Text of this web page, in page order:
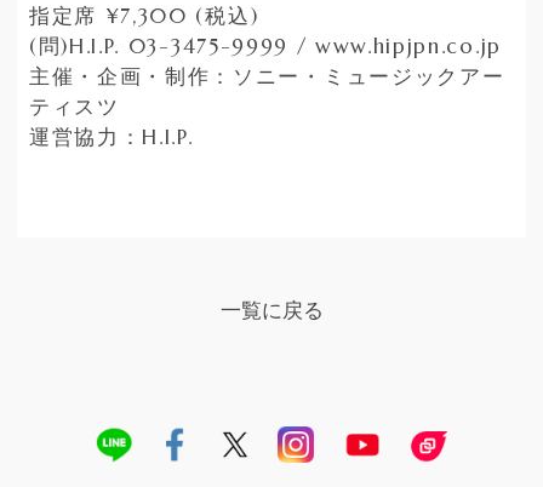
指定席 ¥7,300 (税込)
(問)H.I.P. 03-3475-9999 / www.hipjpn.co.jp
主催・企画・制作：ソニー・ミュージックアー
ティスツ
運営協力：H.I.P.
一覧に戻る